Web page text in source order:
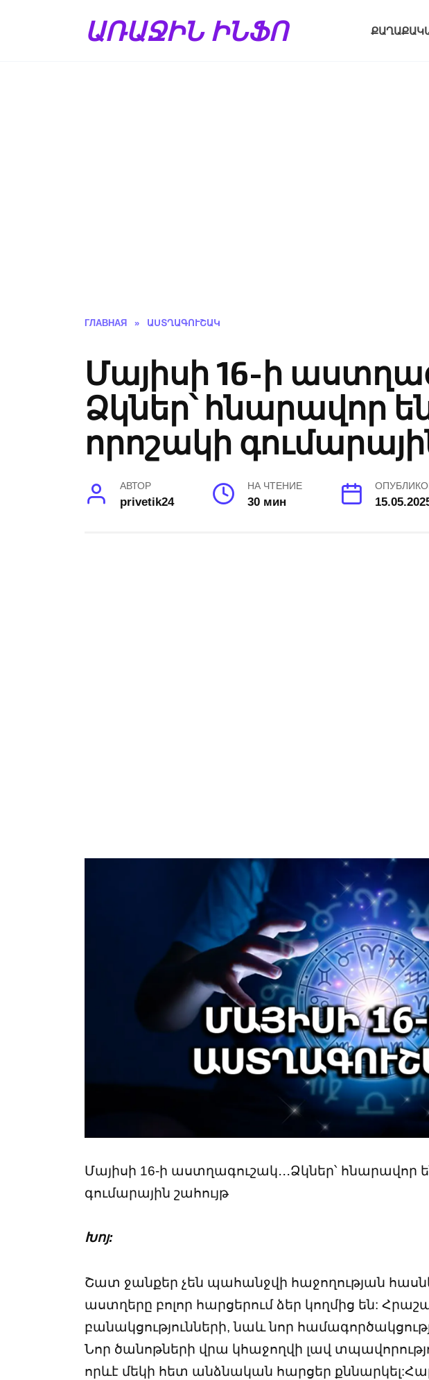
ԱՌԱՋԻՆ ԻՆՖՈ
ГЛАВНАЯ » ԱՍՏՂԱԳՈՒՇԱԿ
Մայիսի 16-ի
Ձկներ՝ հնարավոր
որոշակի
АВТОР
privetik24
НА ЧТЕНИЕ
30 мин
Մայիսի 16-ի աստղագուշակ․․․Ձկներ՝ հնարավոր
գումարային շահույթ
Խոյ:
Շատ ջանքեր չեն պահանջվի հաջողության
աստղերը բոլոր հարցերում ձեր կողմից են:
բանակցությունների, նաև նոր
Նոր ծանոթների վրա կհաջողվի լավ
որևէ մեկի հետ անձնական հարցեր